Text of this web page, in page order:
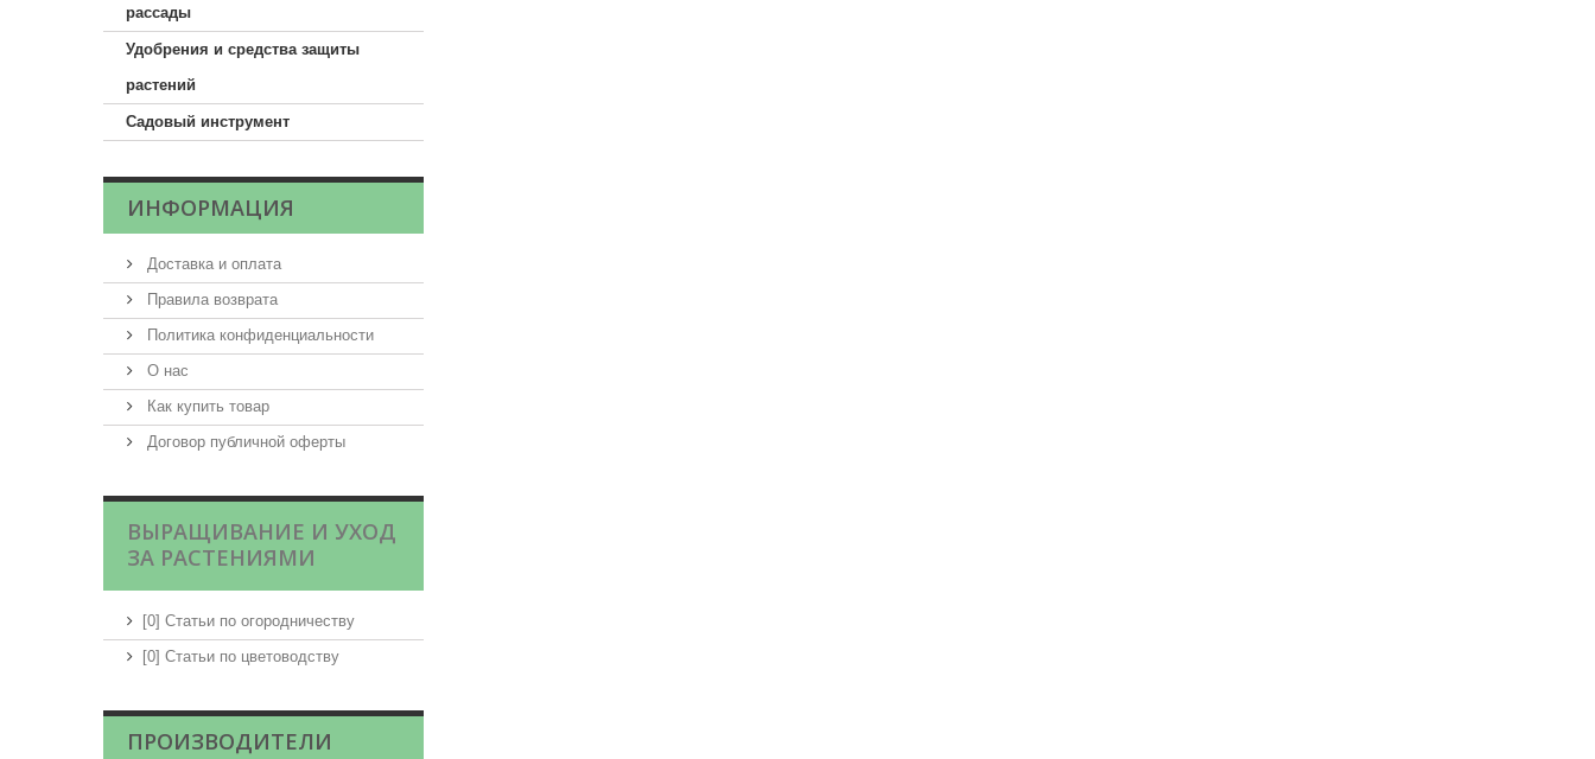
рассады
Удобрения и средства защиты
растений
Садовый инструмент
ИНФОРМАЦИЯ
Доставка и оплата
Правила возврата
Политика конфиденциальности
О нас
Как купить товар
Договор публичной оферты
ВЫРАЩИВАНИЕ И УХОД
ЗА РАСТЕНИЯМИ
[0] Статьи по огородничеству
[0] Статьи по цветоводству
ПРОИЗВОДИТЕЛИ